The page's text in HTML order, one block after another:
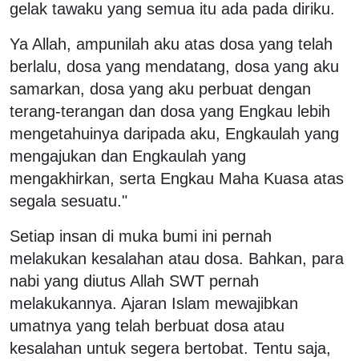
gelak tawaku yang semua itu ada pada diriku.
Ya Allah, ampunilah aku atas dosa yang telah
berlalu, dosa yang mendatang, dosa yang aku
samarkan, dosa yang aku perbuat dengan
terang-terangan dan dosa yang Engkau lebih
mengetahuinya daripada aku, Engkaulah yang
mengajukan dan Engkaulah yang
mengakhirkan, serta Engkau Maha Kuasa atas
segala sesuatu."
Setiap insan di muka bumi ini pernah
melakukan kesalahan atau dosa. Bahkan, para
nabi yang diutus Allah SWT pernah
melakukannya. Ajaran Islam mewajibkan
umatnya yang telah berbuat dosa atau
kesalahan untuk segera bertobat. Tentu saja,